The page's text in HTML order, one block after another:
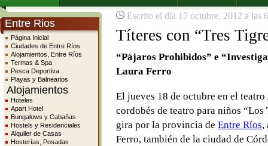
Entre Rios
Página Inicial
Ciudades de Entre Ríos
Alojamientos, Entre Ríos
Termas & Spa
Pesca Deportiva
Playas y Balnearios
Alojamientos
Hoteles
Apart Hotel
Bungalows y Cabañas
Hostels y Residenciales
Alquiler de Casas
Hosterías, Posadas
Escrito el día 17 octubre, 2012 a las
Títeres con “Tres
“Pájaros Prohibidos” e
Laura Ferro
El jueves 18 de octubre en el
cordobés de teatro para niños
gira por la provincia de Entre Ríos,
Ferro, también de la ciudad de